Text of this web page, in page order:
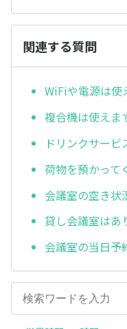
関連する質問
WiFiや電源は使
複合機は使えま
ドリンクサービ
荷物を預かって
会議室の空き状
貸し会議室はあ
会議室の当日予